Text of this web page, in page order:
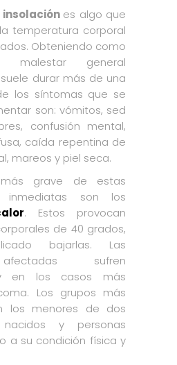
insolación es algo que
temperatura corporal
Obteniendo como
malestar general
durar más de una
los síntomas que se
son: vómitos, sed
confusión mental,
caída repentina de
mareos y piel seca.
grave de estas
inmediatas son los
. Estos provocan
de 40 grados,
bajarlas. Las
sufren
y en los casos más
Los grupos más
los menores de dos
y personas
a su condición física y